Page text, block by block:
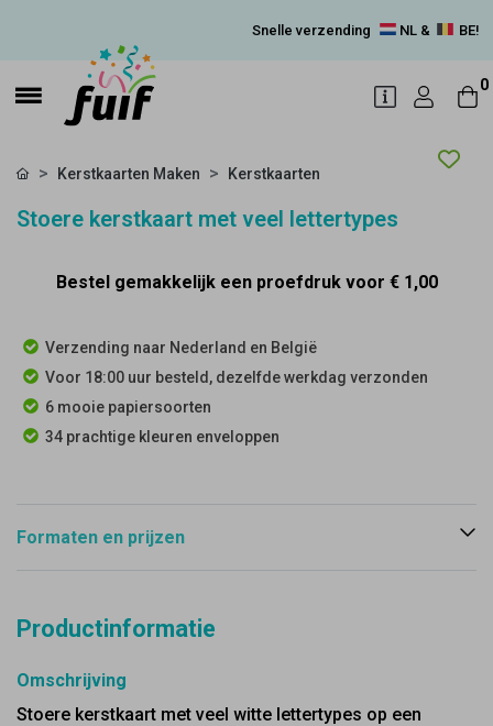
Snelle verzending NL & BE!
0
Kerstkaarten Maken Kerstkaarten
Stoere kerstkaart met veel lettertypes
Bestel gemakkelijk een proefdruk voor € 1,00
Verzending naar Nederland en België
Voor 18:00 uur besteld, dezelfde werkdag verzonden
6 mooie papiersoorten
34 prachtige kleuren enveloppen
Formaten en prijzen
Productinformatie
Omschrijving
Stoere kerstkaart met veel witte lettertypes op een